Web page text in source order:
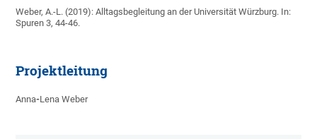
Weber, A.-L. (2019): Alltagsbegleitung an der Universität Würzburg. In:
Spuren 3, 44-46.
Projektleitung
Anna-Lena Weber